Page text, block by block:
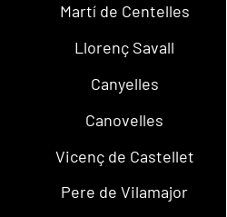
Martí de Centelles
Llorenç Savall
Canyelles
Canovelles
Vicenç de Castellet
Pere de Vilamajor